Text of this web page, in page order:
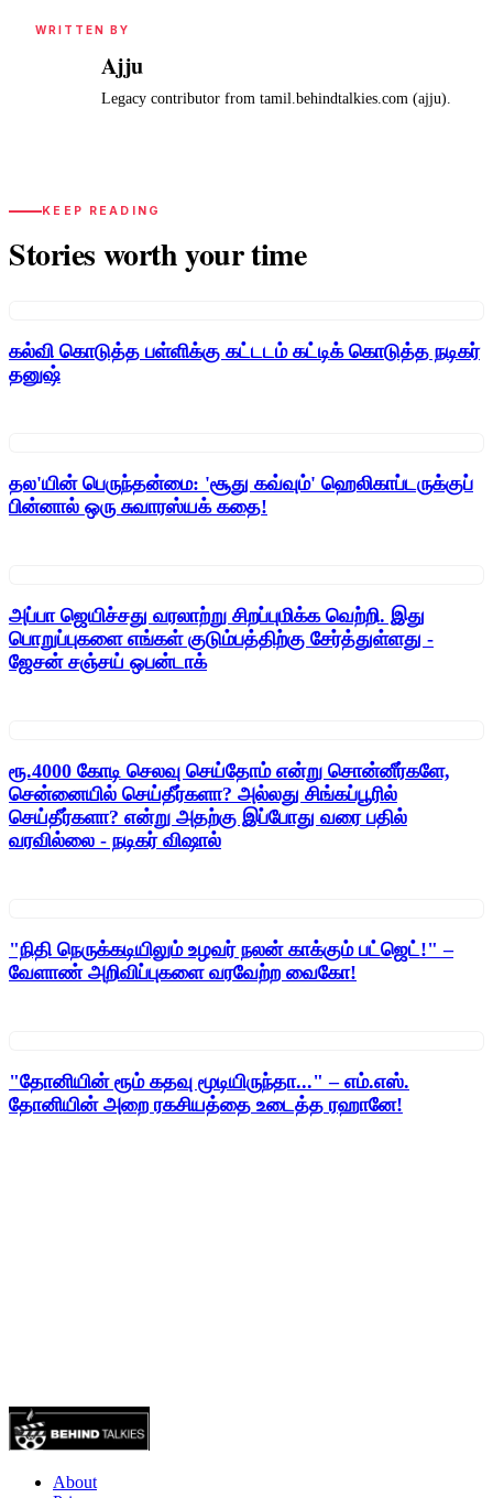
WRITTEN BY
Ajju
Legacy contributor from tamil.behindtalkies.com (ajju).
KEEP READING
Stories worth your time
கல்வி கொடுத்த பள்ளிக்கு கட்டடம் கட்டிக் கொடுத்த நடிகர்
தனுஷ்
தல'யின் பெருந்தன்மை: 'சூது கவ்வும்' ஹெலிகாப்டருக்குப்
பின்னால் ஒரு சுவாரஸ்யக் கதை!
அப்பா ஜெயிச்சது வரலாற்று சிறப்புமிக்க வெற்றி. இது
பொறுப்புகளை எங்கள் குடும்பத்திற்கு சேர்த்துள்ளது -
ஜேசன் சஞ்சய் ஒபன்டாக்
ரூ.4000 கோடி செலவு செய்தோம் என்று சொன்னீர்களே,
சென்னையில் செய்தீர்களா? அல்லது சிங்கப்பூரில்
செய்தீர்களா? என்று அதற்கு இப்போது வரை பதில்
வரவில்லை - நடிகர் விஷால்
"நிதி நெருக்கடியிலும் உழவர் நலன் காக்கும் பட்ஜெட்!" –
வேளாண் அறிவிப்புகளை வரவேற்ற வைகோ!
"தோனியின் ரூம் கதவு மூடியிருந்தா..." – எம்.எஸ்.
தோனியின் அறை ரகசியத்தை உடைத்த ரஹானே!
About